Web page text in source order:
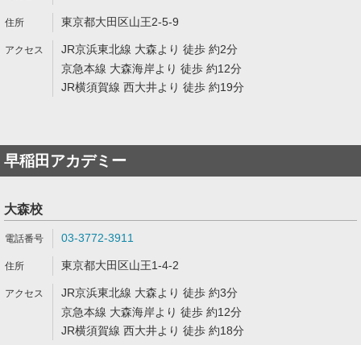
東京都大田区山王2-5-9
JR京浜東北線 大森より 徒歩 約2分
京急本線 大森海岸より 徒歩 約12分
JR横須賀線 西大井より 徒歩 約19分
早稲田アカデミー
大森校
03-3772-3911
東京都大田区山王1-4-2
JR京浜東北線 大森より 徒歩 約3分
京急本線 大森海岸より 徒歩 約12分
JR横須賀線 西大井より 徒歩 約18分